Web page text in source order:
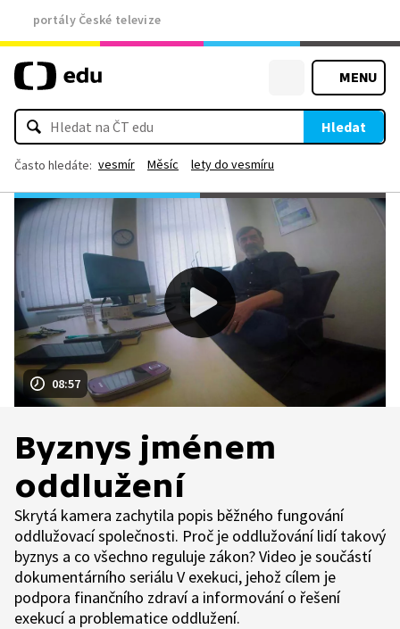
portály České televize
MENU
Hledat
Často hledáte: vesmír Měsíc lety do vesmíru
08:57
Byznys jménem
oddlužení
Skrytá kamera zachytila popis běžného fungování
oddlužovací společnosti. Proč je oddlužování lidí takový
byznys a co všechno reguluje zákon? Video je součástí
dokumentárního seriálu V exekuci, jehož cílem je
podpora finančního zdraví a informování o řešení
exekucí a problematice oddlužení.